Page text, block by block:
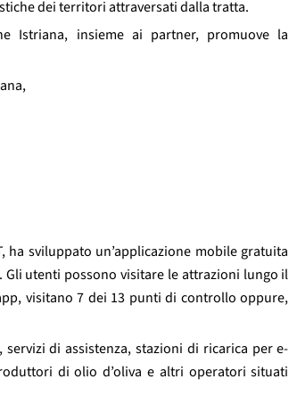
dei territori attraversati dalla tratta.
Istriana, insieme ai partner, promuove la
sviluppato un’applicazione mobile gratuita
Gli utenti possono visitare le attrazioni lungo il
visitano 7 dei 13 punti di controllo oppure,
di assistenza, stazioni di ricarica per e-
di olio d’oliva e altri operatori situati